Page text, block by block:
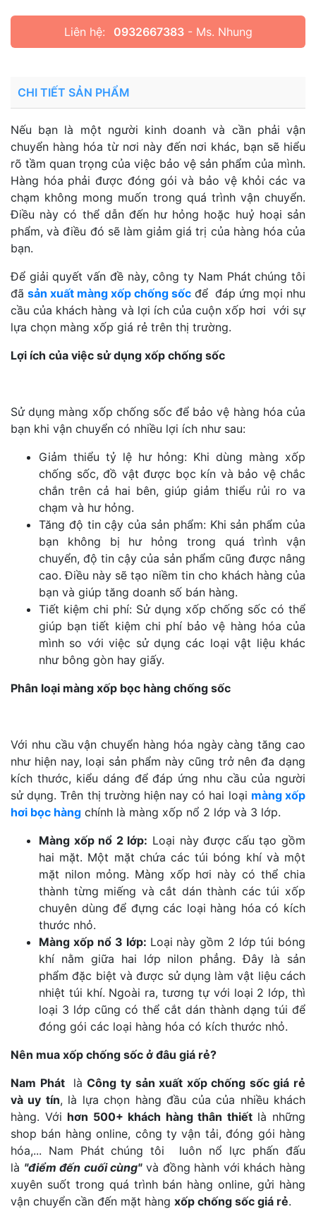
Liên hệ: 0932667383- Ms. Nhung
CHI TIẾT SẢN PHẨM
Nếu bạn là một người kinh doanh và cần phải vận
chuyển hàng hóa từ nơi này đến nơi khác, bạn sẽ hiểu
rõ tầm quan trọng của việc bảo vệ sản phẩm của mình.
Hàng hóa phải được đóng gói và bảo vệ khỏi các va
chạm không mong muốn trong quá trình vận chuyển.
Điều này có thể dẫn đến hư hỏng hoặc huỷ hoại sản
phẩm, và điều đó sẽ làm giảm giá trị của hàng hóa của
bạn.
Để giải quyết vấn đề này, công ty Nam Phát chúng tôi
đã sản xuất màng xốp chống sốc để đáp ứng mọi nhu
cầu của khách hàng và lợi ích của cuộn xốp hơi với sự
lựa chọn màng xốp giá rẻ trên thị trường.
Lợi ích của việc sử dụng xốp chống sốc
Sử dụng màng xốp chống sốc để bảo vệ hàng hóa của
bạn khi vận chuyển có nhiều lợi ích như sau:
Giảm thiểu tỷ lệ hư hỏng: Khi dùng màng xốp
chống sốc, đồ vật được bọc kín và bảo vệ chắc
chắn trên cả hai bên, giúp giảm thiểu rủi ro va
chạm và hư hỏng.
Tăng độ tin cậy của sản phẩm: Khi sản phẩm của
bạn không bị hư hỏng trong quá trình vận
chuyển, độ tin cậy của sản phẩm cũng được nâng
cao. Điều này sẽ tạo niềm tin cho khách hàng của
bạn và giúp tăng doanh số bán hàng.
Tiết kiệm chi phí: Sử dụng xốp chống sốc có thể
giúp bạn tiết kiệm chi phí bảo vệ hàng hóa của
mình so với việc sử dụng các loại vật liệu khác
như bông gòn hay giấy.
Phân loại màng xốp bọc hàng chống sốc
Với nhu cầu vận chuyển hàng hóa ngày càng tăng cao
như hiện nay, loại sản phẩm này cũng trở nên đa dạng
kích thước, kiểu dáng để đáp ứng nhu cầu của người
sử dụng. Trên thị trường hiện nay có hai loại màng xốp
hơi bọc hàng chính là màng xốp nổ 2 lớp và 3 lớp.
Màng xốp nổ 2 lớp: Loại này được cấu tạo gồm
hai mặt. Một mặt chứa các túi bóng khí và một
mặt nilon mỏng. Màng xốp hơi này có thể chia
thành từng miếng và cắt dán thành các túi xốp
chuyên dùng để đựng các loại hàng hóa có kích
thước nhỏ.
Màng xốp nổ 3 lớp: Loại này gồm 2 lớp túi bóng
khí nằm giữa hai lớp nilon phẳng. Đây là sản
phẩm đặc biệt và được sử dụng làm vật liệu cách
nhiệt túi khí. Ngoài ra, tương tự với loại 2 lớp, thì
loại 3 lớp cũng có thể cắt dán thành dạng túi để
đóng gói các loại hàng hóa có kích thước nhỏ.
Nên mua xốp chống sốc ở đâu giá rẻ?
Nam Phát
làCông ty sản xuất xốp chống sốc giá rẻ
và uy tín, là lựa chọn hàng đầu của của nhiều khách
hàng. Với hơn 500+ khách hàng thân thiếtlà những
shop bán hàng online, công ty vận tải, đóng gói hàng
hóa,... Nam Phát chúng tôi luôn nổ lực phấn đấu
là "điểm đến cuối cùng"và đồng hành với khách hàng
xuyên suốt trong quá trình bán hàng online, gửi hàng
vận chuyển cần đến mặt hàng xốp chống sốc giá rẻ.